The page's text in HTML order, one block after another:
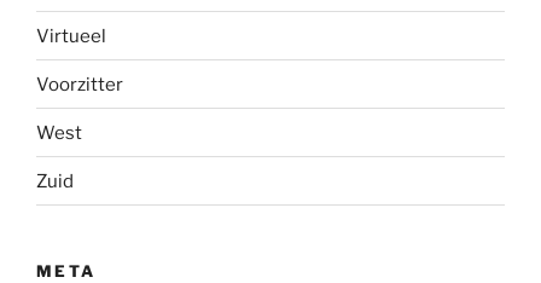
Virtueel
Voorzitter
West
Zuid
META